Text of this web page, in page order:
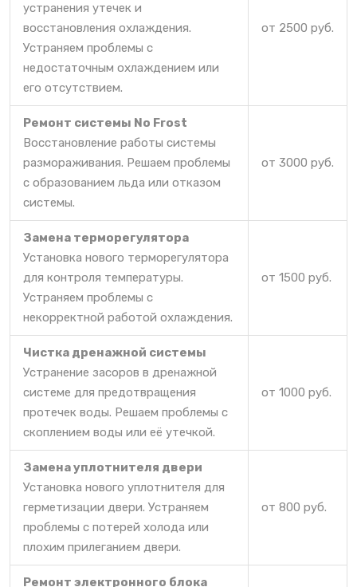
устранения утечек и
восстановления охлаждения.
Устраняем проблемы с
недостаточным охлаждением или
его отсутствием.
от 2500 руб.
Ремонт системы No Frost
Восстановление работы системы
размораживания. Решаем проблемы
с образованием льда или отказом
системы.
от 3000 руб.
Замена терморегулятора
Установка нового терморегулятора
для контроля температуры.
Устраняем проблемы с
некорректной работой охлаждения.
от 1500 руб.
Чистка дренажной системы
Устранение засоров в дренажной
системе для предотвращения
протечек воды. Решаем проблемы с
скоплением воды или её утечкой.
от 1000 руб.
Замена уплотнителя двери
Установка нового уплотнителя для
герметизации двери. Устраняем
проблемы с потерей холода или
плохим прилеганием двери.
от 800 руб.
Ремонт электронного блока